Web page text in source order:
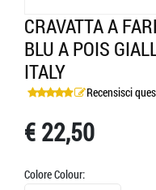
CRAVATTA A
BLU A POIS
ITALY
Recensisci
€ 22,50
Colore Colour: